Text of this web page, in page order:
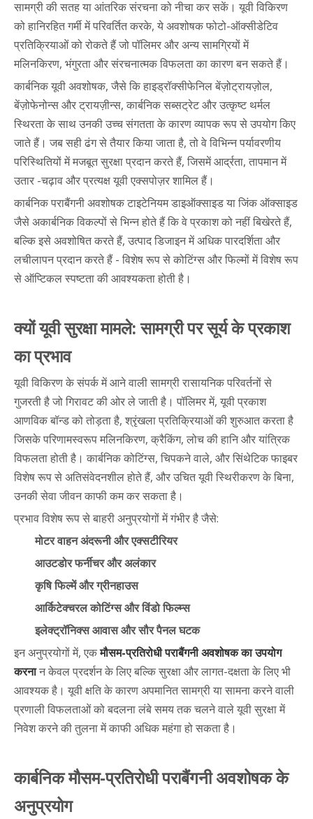
सामग्री की सतह या आंतरिक संरचना को नीचा कर सकें। यूवी विकिरण
को हानिरहित गर्मी में परिवर्तित करके, ये अवशोषक फोटो-ऑक्सीडेटिव
प्रतिक्रियाओं को रोकते हैं जो पॉलिमर और अन्य सामग्रियों में
मलिनकिरण, भंगुरता और संरचनात्मक विफलता का कारण बन सकते हैं।
कार्बनिक यूवी अवशोषक, जैसे कि हाइड्रॉक्सीफेनिल बेंज़ोट्रायज़ोल,
बेंज़ोफेनोन्स और ट्रायज़ीन्स, कार्बनिक सब्सट्रेट और उत्कृष्ट थर्मल
स्थिरता के साथ उनकी उच्च संगतता के कारण व्यापक रूप से उपयोग किए
जाते हैं। जब सही ढंग से तैयार किया जाता है, तो वे विभिन्न पर्यावरणीय
परिस्थितियों में मजबूत सुरक्षा प्रदान करते हैं, जिसमें आर्द्रता, तापमान में
उतार -चढ़ाव और प्रत्यक्ष यूवी एक्सपोज़र शामिल हैं।
कार्बनिक पराबैंगनी अवशोषक टाइटेनियम डाइऑक्साइड या जिंक ऑक्साइड
जैसे अकार्बनिक विकल्पों से भिन्न होते हैं कि वे प्रकाश को नहीं बिखेरते हैं,
बल्कि इसे अवशोषित करते हैं, उत्पाद डिजाइन में अधिक पारदर्शिता और
लचीलापन प्रदान करते हैं - विशेष रूप से कोटिंग्स और फिल्मों में विशेष रूप
से ऑप्टिकल स्पष्टता की आवश्यकता होती है।
क्यों यूवी सुरक्षा मामले: सामग्री पर सूर्य के प्रकाश
का प्रभाव
यूवी विकिरण के संपर्क में आने वाली सामग्री रासायनिक परिवर्तनों से
गुजरती है जो गिरावट की ओर ले जाती है। पॉलिमर में, यूवी प्रकाश
आणविक बॉन्ड को तोड़ता है, श्रृंखला प्रतिक्रियाओं की शुरुआत करता है
जिसके परिणामस्वरूप मलिनकिरण, क्रैकिंग, लोच की हानि और यांत्रिक
विफलता होती है। कार्बनिक कोटिंग्स, चिपकने वाले, और सिंथेटिक फाइबर
विशेष रूप से अतिसंवेदनशील होते हैं, और उचित यूवी स्थिरीकरण के बिना,
उनकी सेवा जीवन काफी कम कर सकता है।
प्रभाव विशेष रूप से बाहरी अनुप्रयोगों में गंभीर है जैसे:
मोटर वाहन अंदरूनी और एक्सटीरियर
आउटडोर फर्नीचर और अलंकार
कृषि फिल्में और ग्रीनहाउस
आर्किटेक्चरल कोटिंग्स और विंडो फिल्म्स
इलेक्ट्रॉनिक्स आवास और सौर पैनल घटक
इन अनुप्रयोगों में, एकमौसम-प्रतिरोधी पराबैंगनी अवशोषक का उपयोग
करनान केवल प्रदर्शन के लिए बल्कि सुरक्षा और लागत-दक्षता के लिए भी
आवश्यक है। यूवी क्षति के कारण अपमानित सामग्री या सामना करने वाली
प्रणाली विफलताओं को बदलना लंबे समय तक चलने वाले यूवी सुरक्षा में
निवेश करने की तुलना में काफी अधिक महंगा हो सकता है।
कार्बनिक मौसम-प्रतिरोधी पराबैंगनी अवशोषक के
अनुप्रयोग